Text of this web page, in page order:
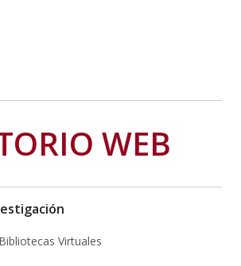
WEB
Virtuales